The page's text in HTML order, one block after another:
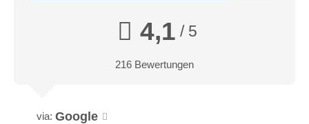
4,1 / 5
216 Bewertungen
via: Google